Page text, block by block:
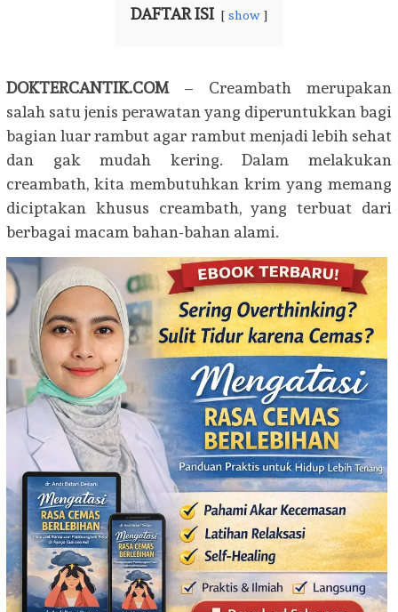
DAFTAR ISI show
DOKTERCANTIK.COM– Creambath merupakan
salah satu jenis perawatan yang diperuntukkan bagi
bagian luar rambut agar rambut menjadi lebih sehat
dan gak mudah kering. Dalam melakukan
creambath, kita membutuhkan krim yang memang
diciptakan khusus creambath, yang terbuat dari
berbagai macam bahan-bahan alami.